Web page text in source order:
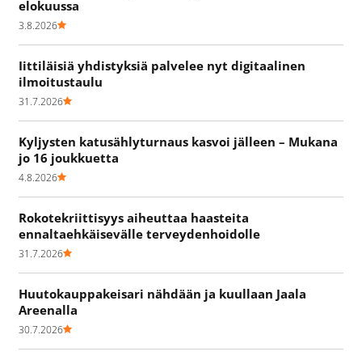
elokuussa
3.8.2026
Iittiläisiä yhdistyksiä palvelee nyt digitaalinen
ilmoitustaulu
31.7.2026
Kyljysten katusählyturnaus kasvoi jälleen – Mukana
jo 16 joukkuetta
4.8.2026
Rokotekriittisyys aiheuttaa haasteita
ennaltaehkäisevälle terveydenhoidolle
31.7.2026
Huutokauppakeisari nähdään ja kuullaan Jaala
Areenalla
30.7.2026